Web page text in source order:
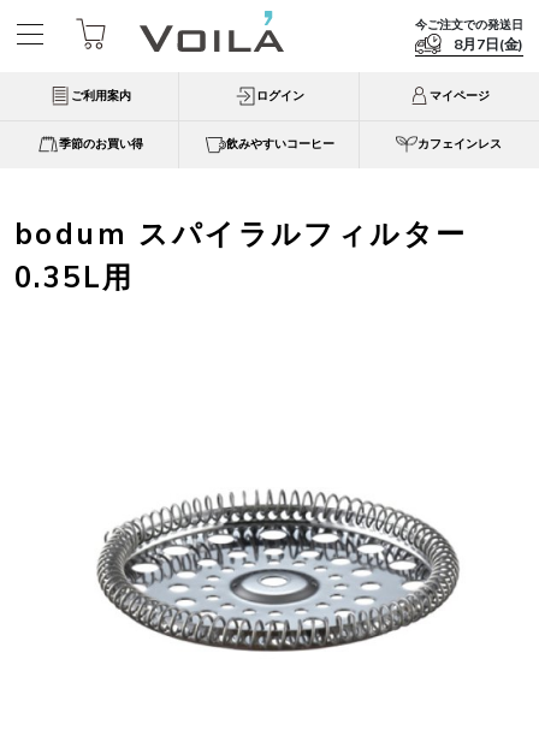
今ご注文での発送日
8月7日(金)
ご利用案内 ログイン マイページ
季節のお買い得 飲みやすいコーヒー カフェインレス
bodum スパイラルフィルター
0.35L用